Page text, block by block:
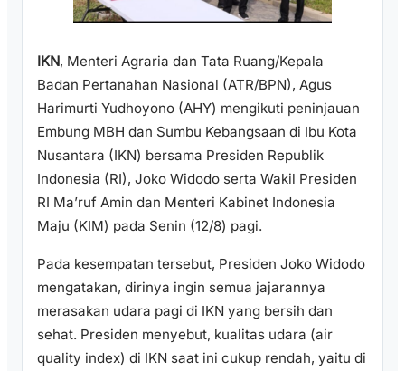
IKN, Menteri Agraria dan Tata Ruang/Kepala
Badan Pertanahan Nasional (ATR/BPN), Agus
Harimurti Yudhoyono (AHY) mengikuti peninjauan
Embung MBH dan Sumbu Kebangsaan di Ibu Kota
Nusantara (IKN) bersama Presiden Republik
Indonesia (RI), Joko Widodo serta Wakil Presiden
RI Ma’ruf Amin dan Menteri Kabinet Indonesia
Maju (KIM) pada Senin (12/8) pagi.
Pada kesempatan tersebut, Presiden Joko Widodo
mengatakan, dirinya ingin semua jajarannya
merasakan udara pagi di IKN yang bersih dan
sehat. Presiden menyebut, kualitas udara (air
quality index) di IKN saat ini cukup rendah, yaitu di